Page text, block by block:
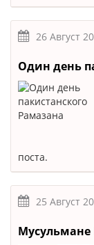
26 Август
Один день
поста.
25 Август
Мусульмане